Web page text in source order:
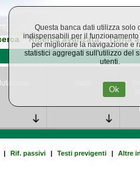
Ricerca avanzata Torna
| Rif. passivi | Testi previgenti | Altre
Questa banca dati utilizza solo
indispensabili per il
per migliorare la navigazione e
statistici aggregati sull'utilizzo del
utenti.
Ok